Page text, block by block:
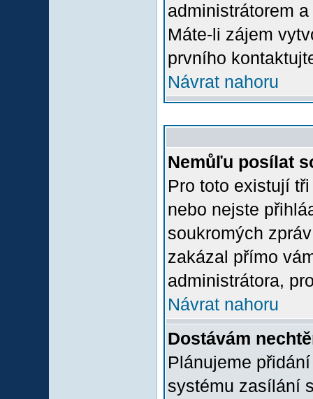
administrátorem
Máte-li zájem
prvního
Návrat nahoru
Nemůľu posílat
Pro toto existují
nebo nejste
soukromých
zakázal přímo
administrátora,
Návrat nahoru
Dostávám
Plánujeme
systému zasílání